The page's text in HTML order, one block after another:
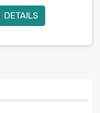
DETAILS